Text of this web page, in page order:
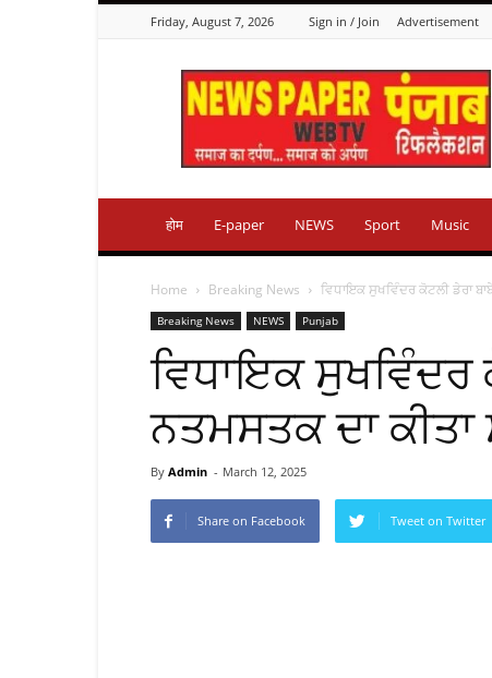
Friday, August 7, 2026 Sign in / Join Advertisement
Punjab
Reflection
होम E-paper NEWS Sport Music
Home Breaking News ਵਿਧਾਇਕ ਸੁਖਵਿੰਦਰ ਕੋਟਲੀ ਡੇਰਾ
Breaking News NEWS Punjab
ਵਿਧਾਇਕ ਸੁਖਵਿੰਦਰ
ਨਤਮਸਤਕ ਦਾ ਕੀਤਾ
By Admin - March 12, 2025
Share on Facebook Tweet on Twitter